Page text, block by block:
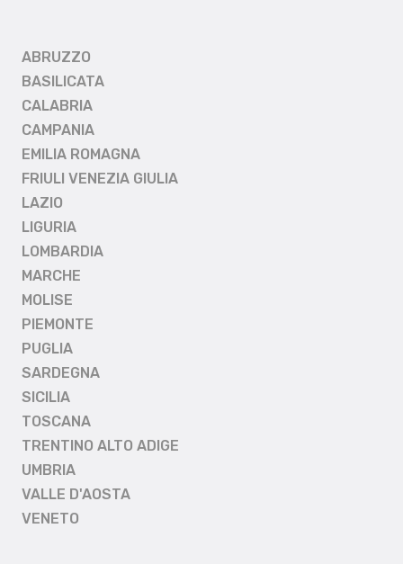
ABRUZZO
BASILICATA
CALABRIA
CAMPANIA
EMILIA ROMAGNA
FRIULI VENEZIA GIULIA
LAZIO
LIGURIA
LOMBARDIA
MARCHE
MOLISE
PIEMONTE
PUGLIA
SARDEGNA
SICILIA
TOSCANA
TRENTINO ALTO ADIGE
UMBRIA
VALLE D'AOSTA
VENETO